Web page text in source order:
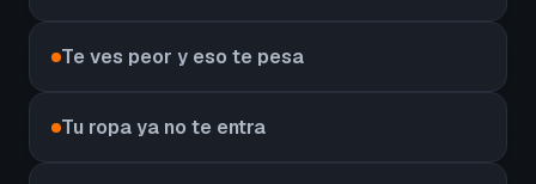
Te ves peor y eso te pesa
Tu ropa ya no te entra